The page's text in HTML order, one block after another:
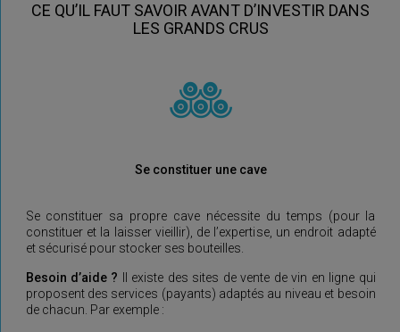
CE QU’IL FAUT SAVOIR AVANT D’INVESTIR DANS
LES GRANDS CRUS
Se constituer une cave
Se constituer sa propre cave nécessite du temps (pour la
constituer et la laisser vieillir), de l’expertise, un endroit adapté
et sécurisé pour stocker ses bouteilles.
Besoin d’aide ?
Il existe des sites de vente de vin en ligne qui
proposent des services (payants) adaptés au niveau et besoin
de chacun. Par exemple :